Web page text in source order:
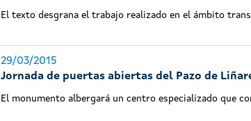
El texto desgrana el trabajo realizado en el ámbito
29/03/2015
Jornada de puertas abiertas del Pazo de
El monumento albergará un centro especializado que